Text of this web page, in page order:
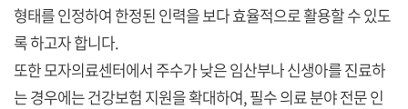
형태를 인정하여 한정된 인력을 보다 효율적으로 활용할 수 있도
록 하고자 합니다.
또한 모자의료센터에서 주수가 낮은 임산부나 신생아를 진료하
는 경우에는 건강보험 지원을 확대하여, 필수 의료 분야 전문 인